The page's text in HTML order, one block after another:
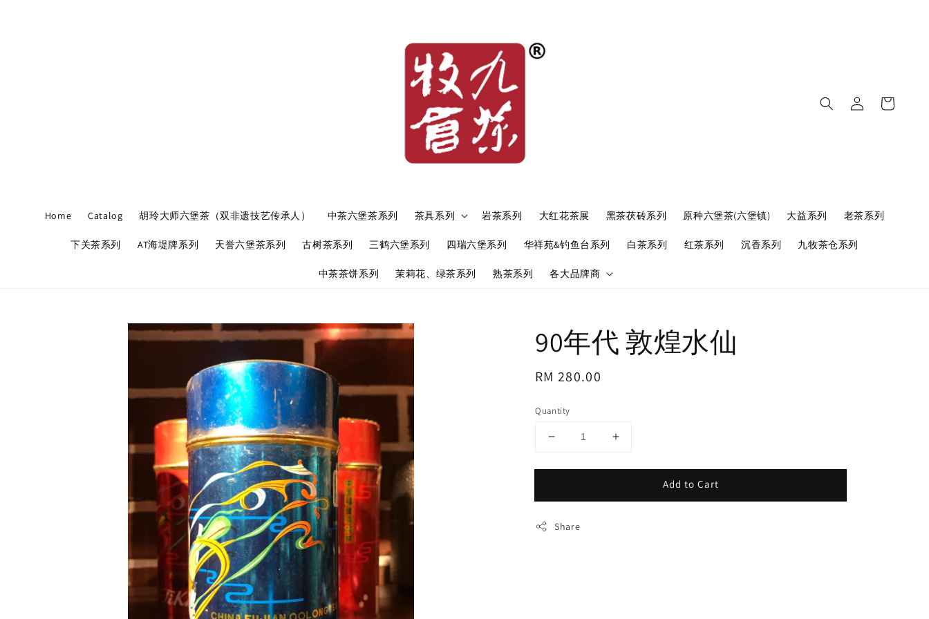
Home Catalog 胡玲大师六堡茶（双非遗技艺传承人） 中茶六堡茶系列 茶具系列 岩茶系列 大红花茶展 黑茶茯砖系列 原种六堡茶(六堡镇) 大益系列 老茶系列
下关茶系列 AT海堤牌系列 天誉六堡茶系列 古树茶系列 三鹤六堡系列 四瑞六堡系列 华祥苑&钓鱼台系列 白茶系列 红茶系列 沉香系列 九牧茶仓系列
中茶茶饼系列 茉莉花、绿茶系列 熟茶系列 各大品牌商
90年代 敦煌水仙
Regular
RM 280.00
Quantity
Add to Cart
Share